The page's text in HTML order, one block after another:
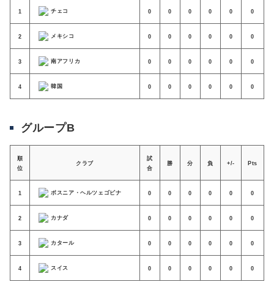
1 チェコ 0 0 0 0 0 0
2 メキシコ 0 0 0 0 0 0
3 南アフリカ 0 0 0 0 0 0
4 韓国 0 0 0 0 0 0
グループB
順
位
クラブ
試
合
勝 分 負 +/- Pts
1 ボスニア・ヘルツェゴビナ 0 0 0 0 0 0
2 カナダ 0 0 0 0 0 0
3 カタール 0 0 0 0 0 0
4 スイス 0 0 0 0 0 0